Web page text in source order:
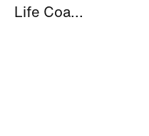
Life Coa...